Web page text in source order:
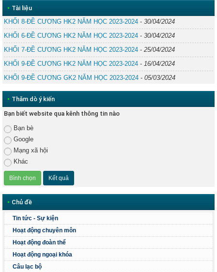
• Tài liệu
KHỐI 8-ĐỀ CƯƠNG HK2 NĂM HỌC 2023-2024 - 30/04/2024
KHỐI 6-ĐỀ CƯƠNG HK2 NĂM HỌC 2023-2024 - 30/04/2024
KHỐI 7-ĐỀ CƯƠNG HK2 NĂM HỌC 2023-2024 - 25/04/2024
KHỐI 9-ĐỀ CƯƠNG HK2 NĂM HỌC 2023-2024 - 16/04/2024
KHỐI 9-ĐỀ CƯƠNG GK2 NĂM HỌC 2023-2024 - 05/03/2024
• Thăm dò ý kiến
Bạn biết website qua kênh thông tin nào
Bạn bè
Google
Mạng xã hội
Khác
• Chủ đề
Tin tức - Sự kiện
Hoạt động chuyên môn
Hoạt động đoàn thể
Hoạt động ngoại khóa
Câu lạc bộ